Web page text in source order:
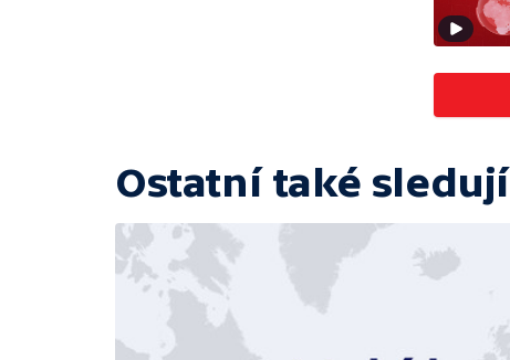
Ostatní také sledují